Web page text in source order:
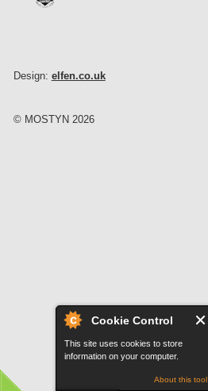
Cookie Control
This site uses cookies to store
information on your computer.
About this tool
Design: elfen.co.uk
© MOSTYN 2026